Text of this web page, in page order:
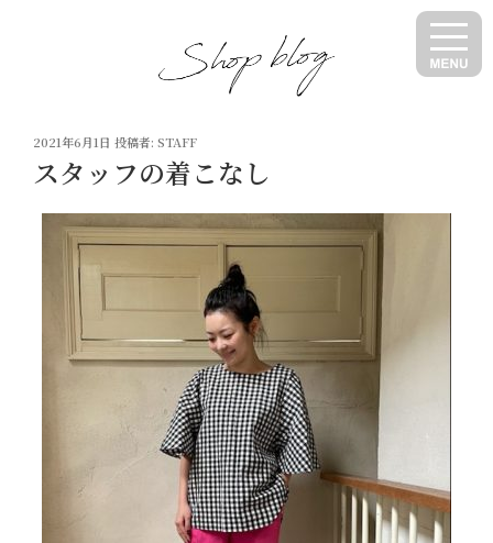
投
日:
2021年6月1日 投稿者: STAFF
スタッフの着こなし